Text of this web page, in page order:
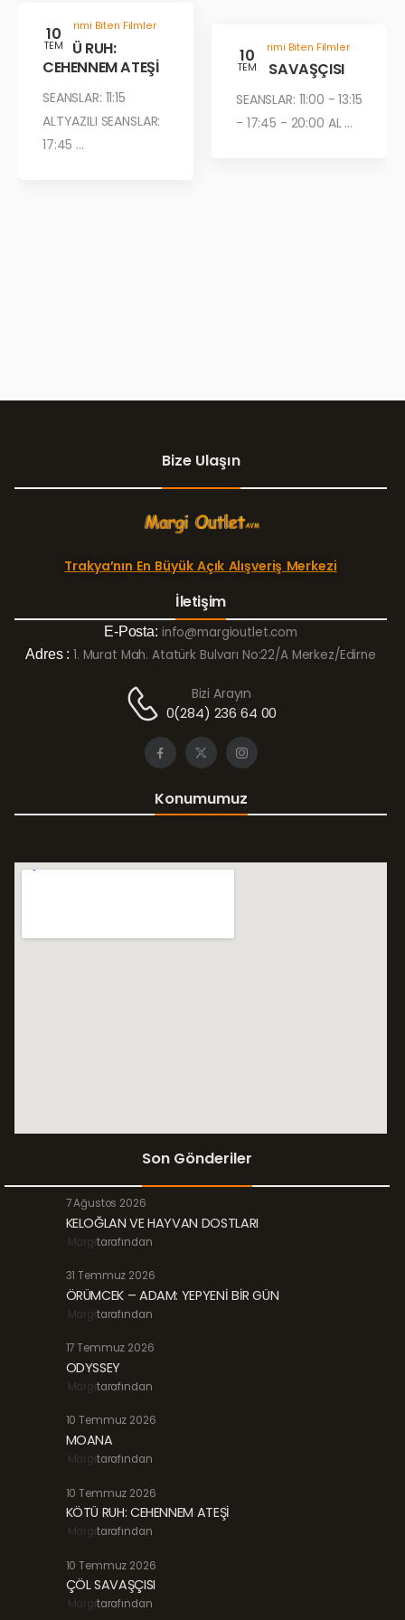
10
TEM
Gösterimi Biten Filmler
KÖTÜ RUH:
CEHENNEM ATEŞİ
SEANSLAR: 11:15
ALTYAZILI SEANSLAR:
17:45 ...
10
TEM
Gösterimi Biten Filmler
ÇÖL SAVAŞÇISI
SEANSLAR: 11:00 - 13:15
- 17:45 - 20:00 AL ...
Bize Ulaşın
Trakya’nın En Büyük Açık Alışveriş Merkezi
İletişim
E-Posta: info@margioutlet.com
Adres : 1. Murat Mah. Atatürk Bulvarı No:22/A Merkez/Edirne
Bizi Arayın
0(284) 236 64 00
Konumumuz
Son Gönderiler
7 Ağustos 2026
KELOĞLAN VE HAYVAN DOSTLARI
Margitarafından
31 Temmuz 2026
ÖRÜMCEK – ADAM: YEPYENİ BİR GÜN
Margitarafından
17 Temmuz 2026
ODYSSEY
Margitarafından
10 Temmuz 2026
MOANA
Margitarafından
10 Temmuz 2026
KÖTÜ RUH: CEHENNEM ATEŞİ
Margitarafından
10 Temmuz 2026
ÇÖL SAVAŞÇISI
Margitarafından